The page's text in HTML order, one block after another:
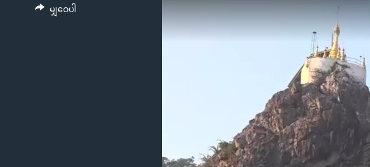
အစ္စရေး-ပါလက်စတိုင်း
အင်္ဂလိပ်စာလေ့လာမယ်
မျှဝေပါ